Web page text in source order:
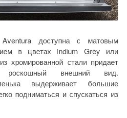
доступна с матовым
в цветах Indium Grey или
хромированной стали придает
роскошный внешний вид.
выдерживает большие
подниматься и спускаться из